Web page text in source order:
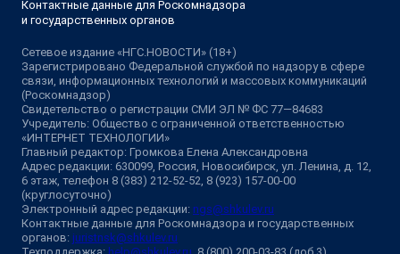
Контактные данные для Роскомнадзора
и государственных органов
Сетевое издание «НГС.НОВОСТИ» (18+)
Зарегистрировано Федеральной службой по надзору в сфере
связи, информационных технологий и массовых коммуникаций
(Роскомнадзор)
Свидетельство о регистрации СМИ ЭЛ № ФС 77—84683
Учредитель: Общество с ограниченной ответственностью
«ИНТЕРНЕТ ТЕХНОЛОГИИ»
Главный редактор: Громкова Елена Александровна
Адрес редакции: 630099, Россия, Новосибирск, ул. Ленина, д. 12,
6 этаж, телефон 8 (383) 212-52-52, 8 (923) 157-00-00
(круглосуточно)
Электронный адрес редакции: ngs@shkulev.ru
Контактные данные для Роскомнадзора и государственных
органов: juristnsk@shkulev.ru